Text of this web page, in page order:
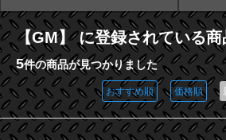
【GM】 に登録されている商
5件の商品が見つかりました
おすすめ順 価格順